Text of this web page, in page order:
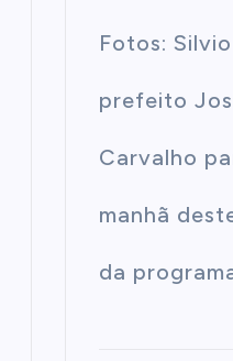
Fotos:
prefeito
Carvalho
manhã
da